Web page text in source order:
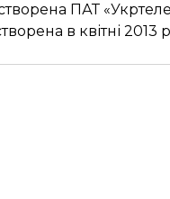
ПАТ
в квітні 2013